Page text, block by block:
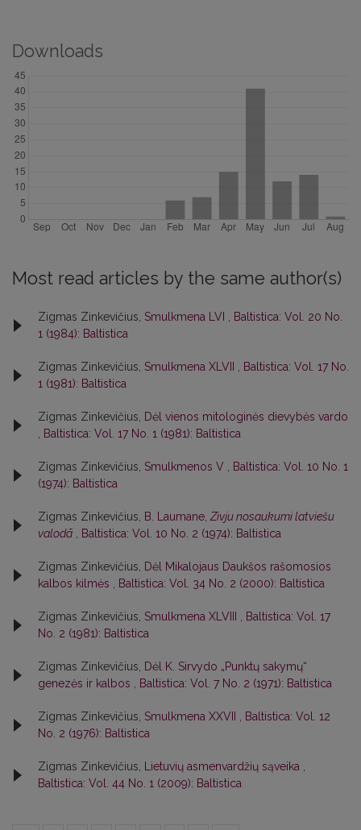
Downloads
Most read articles by the same author(s)
Zigmas Zinkevičius, Smulkmena LVI , Baltistica: Vol. 20 No.
1 (1984): Baltistica
Zigmas Zinkevičius, Smulkmena XLVII , Baltistica: Vol. 17 No.
1 (1981): Baltistica
Zigmas Zinkevičius, Dėl vienos mitologinės dievybės vardo
, Baltistica: Vol. 17 No. 1 (1981): Baltistica
Zigmas Zinkevičius, Smulkmenos V , Baltistica: Vol. 10 No. 1
(1974): Baltistica
Zigmas Zinkevičius, B. Laumane,Zivju nosaukumi latviešu
valodā , Baltistica: Vol. 10 No. 2 (1974): Baltistica
Zigmas Zinkevičius, Dėl Mikalojaus Daukšos rašomosios
kalbos kilmės , Baltistica: Vol. 34 No. 2 (2000): Baltistica
Zigmas Zinkevičius, Smulkmena XLVIII , Baltistica: Vol. 17
No. 2 (1981): Baltistica
Zigmas Zinkevičius, Dėl K. Sirvydo „Punktų sakymų“
genezės ir kalbos , Baltistica: Vol. 7 No. 2 (1971): Baltistica
Zigmas Zinkevičius, Smulkmena XXVII , Baltistica: Vol. 12
No. 2 (1976): Baltistica
Zigmas Zinkevičius, Lietuvių asmenvardžių sąveika ,
Baltistica: Vol. 44 No. 1 (2009): Baltistica